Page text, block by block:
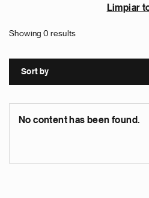
Limpiar
Showing 0 results
Sort by
No content has been found.